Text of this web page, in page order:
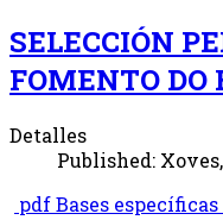
SELECCIÓN
FOMENTO DO
Detalles
Published:
pdfBases